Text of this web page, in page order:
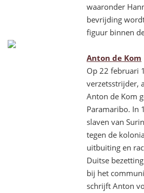
waaronder
bevrijding
figuur binnen
Anton de Kom
Op 22 februari
verzetsstrijder,
Anton de Kom
Paramaribo. In
slaven van
tegen de
uitbuiting en
Duitse
bij het
schrijft Anton